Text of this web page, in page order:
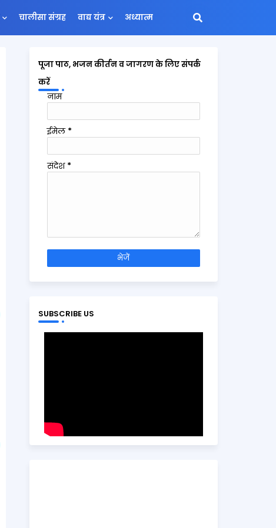
चालीसा संग्रह वाद्य यंत्र अध्यात्म
पूजा पाठ, भजन कीर्तन व जागरण के लिए संपर्क
करें
नाम
ईमेल *
संदेश *
SUBSCRIBE US